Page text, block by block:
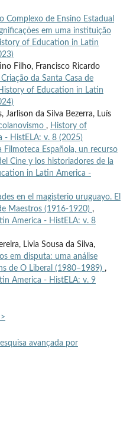
Complexo de Ensino Estadual
em uma instituição
of Education in Latin
Filho, Francisco Ricardo
da Santa Casa de
of Education in Latin
Jarlison da Silva Bezerra, Luís
, History of
- HistELA: v. 8 (2025)
Filmoteca Española, un recurso
Cine y los historiadores de la
in Latin America -
en el magisterio uruguayo. El
Maestros (1916-1920) ,
America - HistELA: v. 8
Livia Sousa da Silva,
em disputa: uma análise
de O Liberal (1980–1989) ,
America - HistELA: v. 9
avançada por